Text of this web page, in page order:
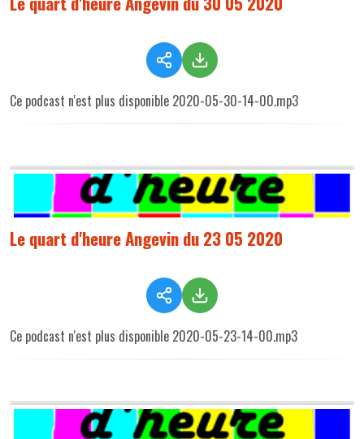
Ce podcast n'est plus disponible 2020-05-30-14-00.mp3
Le quart d'heure Angevin du 23 05 2020
Ce podcast n'est plus disponible 2020-05-23-14-00.mp3